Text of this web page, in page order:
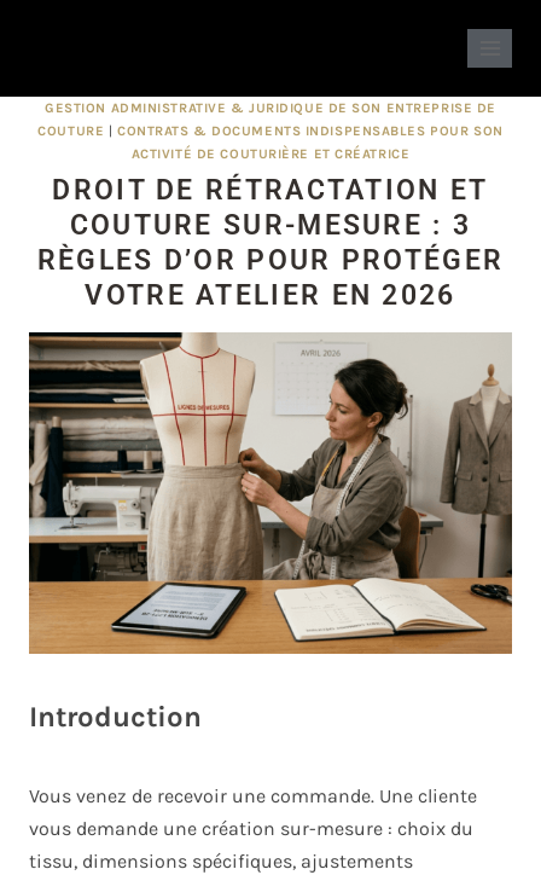
GESTION ADMINISTRATIVE & JURIDIQUE DE SON ENTREPRISE DE
COUTURE | CONTRATS & DOCUMENTS INDISPENSABLES POUR SON
ACTIVITÉ DE COUTURIÈRE ET CRÉATRICE
DROIT DE RÉTRACTATION ET
COUTURE SUR-MESURE : 3
RÈGLES D’OR POUR PROTÉGER
VOTRE ATELIER EN 2026
Introduction
Vous venez de recevoir une commande. Une cliente
vous demande une création sur-mesure : choix du
tissu, dimensions spécifiques, ajustements